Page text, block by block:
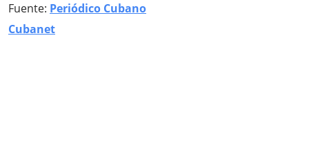
Fuente: Periódico Cubano
Cubanet